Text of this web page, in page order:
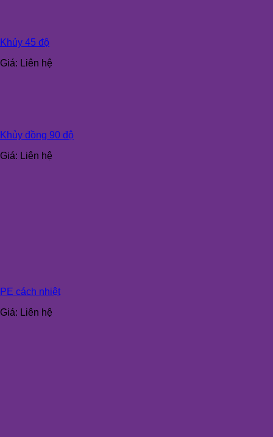
Khủy 45 độ
Giá: Liên hệ
Khủy đồng 90 độ
Giá: Liên hệ
PE cách nhiệt
Giá: Liên hệ